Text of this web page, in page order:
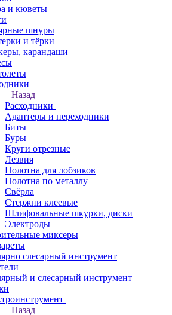
и кюветы
шнуры
и тёрки
карандаши
Назад
Расходники
Адаптеры и переходники
Биты
Буры
Круги отрезные
Лезвия
Полотна для лобзиков
Полотна по металлу
Свёрла
Стержни клеевые
Шлифовальные шкурки, диски
Электроды
миксеры
слесарный инструмент
и слесарный инструмент
Назад